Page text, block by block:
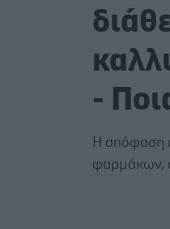
-
Η απόφαση
φαρμάκων,